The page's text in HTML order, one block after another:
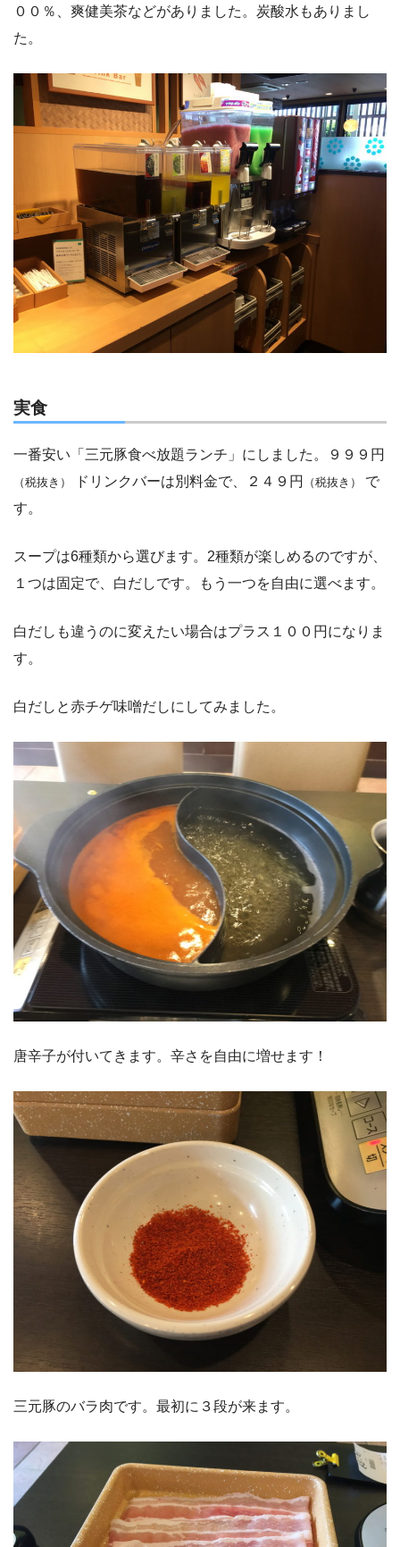
００％、爽健美茶などがありました。炭酸水もありまし
た。
実食
一番安い「三元豚食べ放題ランチ」にしました。９９９円
（税抜き） ドリンクバーは別料金で、２４９円 （税抜き）
で
す。
スープは6種類から選びます。2種類が楽しめるのですが、
１つは固定で、白だしです。もう一つを自由に選べます。
白だしも違うのに変えたい場合はプラス１００円になりま
す。
白だしと赤チゲ味噌だしにしてみました。
唐辛子が付いてきます。辛さを自由に増せます！
三元豚のバラ肉です。最初に３段が来ます。